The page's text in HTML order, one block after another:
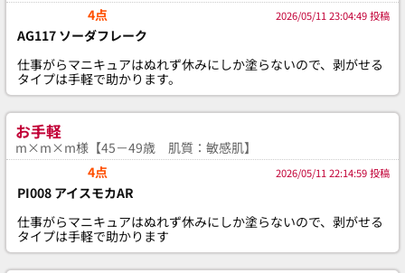
4点
2026/05/11 23:04:49 投稿
AG117 ソーダフレーク
仕事がらマニキュアはぬれず休みにしか塗らないので、剥がせる
タイプは手軽で助かります。
お手軽
m×m×m様【45－49歳 肌質：敏感肌】
4点
2026/05/11 22:14:59 投稿
PI008 アイスモカAR
仕事がらマニキュアはぬれず休みにしか塗らないので、剥がせる
タイプは手軽で助かります